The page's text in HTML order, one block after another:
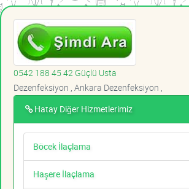
0542 188 45 42 Güçlü Usta
Dezenfeksiyon , Ankara Dezenfeksiyon ,
Hatay Diğer Hizmetlerimiz
Böcek İlaçlama
Haşere İlaçlama